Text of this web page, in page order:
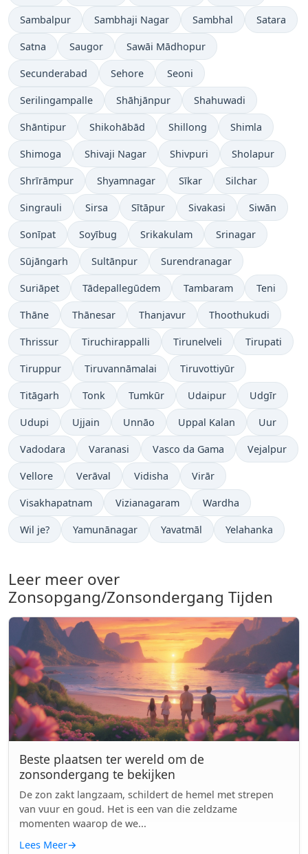
Sambalpur Sambhaji Nagar Sambhal Satara
Satna Saugor Sawāi Mādhopur
Secunderabad Sehore Seoni
Serilingampalle Shāhjānpur Shahuwadi
Shāntipur Shikohābād Shillong Shimla
Shimoga Shivaji Nagar Shivpuri Sholapur
Shrīrāmpur Shyamnagar Sīkar Silchar
Singrauli Sirsa Sītāpur Sivakasi Siwān
Sonīpat Soyībug Srikakulam Srinagar
Sūjāngarh Sultānpur Surendranagar
Suriāpet Tādepallegūdem Tambaram Teni
Thāne Thānesar Thanjavur Thoothukudi
Thrissur Tiruchirappalli Tirunelveli Tirupati
Tiruppur Tiruvannāmalai Tiruvottiyūr
Titāgarh Tonk Tumkūr Udaipur Udgīr
Udupi Ujjain Unnāo Uppal Kalan Uur
Vadodara Varanasi Vasco da Gama Vejalpur
Vellore Verāval Vidisha Virār
Visakhapatnam Vizianagaram Wardha
Wil je? Yamunānagar Yavatmāl Yelahanka
Leer meer over
Zonsopgang/Zonsondergang Tijden
Beste plaatsen ter wereld om de
zonsondergang te bekijken
De zon zakt langzaam, schildert de hemel met strepen
van vuur en goud. Het is een van die zeldzame
momenten waarop de we...
Lees Meer→